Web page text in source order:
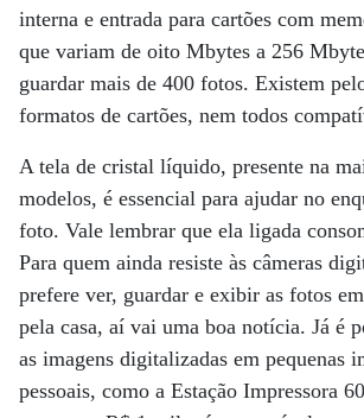
interna e entrada para cartões com
que variam de oito Mbytes a 256
guardar mais de 400 fotos. Existem
formatos de cartões, nem todos
A tela de cristal líquido, presente na
modelos, é essencial para ajudar no
foto. Vale lembrar que ela ligada
Para quem ainda resiste às câmeras
prefere ver, guardar e exibir as fotos
pela casa, aí vai uma boa notícia. Já é
as imagens digitalizadas em pequenas
pessoais, como a Estação Impressora